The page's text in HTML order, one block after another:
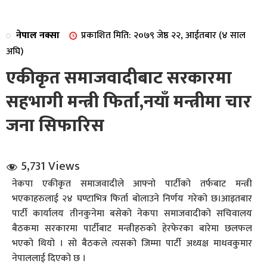
संवाद
नेपाल नक्सा
प्रकाशित मिति: २०७९ जेष्ठ २२, आईतबार (४ साल
अघि)
एकीकृत समाजवादीबाट सरकारमा
सहभागी मन्त्री फिर्ता,नयाँ मन्त्रीमा चार
जना सिफारिस
5,731 Views
नेकपा एकीकृत समाजवादीले आफ्नो पार्टीको तर्फबाट मन्त्री
भएकाहरुलाई २४ घण्टाभित्र फिर्ता बोलाउने निर्णय गरेको छ।आइतबार
पार्टी कार्यालय तीनकुनेमा बसेको नेकपा समाजवादीको सचिवालय
बैठकमा सरकारमा पार्टीबाट मन्त्रीहरुको हेरफेरका बारेमा छलफल
भएको थियो । सो बैठकले त्यसको जिम्मा पार्टी अध्यक्ष माधवकुमार
नेपाललाई दिएको छ ।